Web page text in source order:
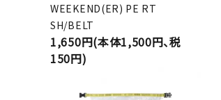
WEEKEND(ER) PE RT
SH/BELT
1,650円(本体1,500円、税
150円)